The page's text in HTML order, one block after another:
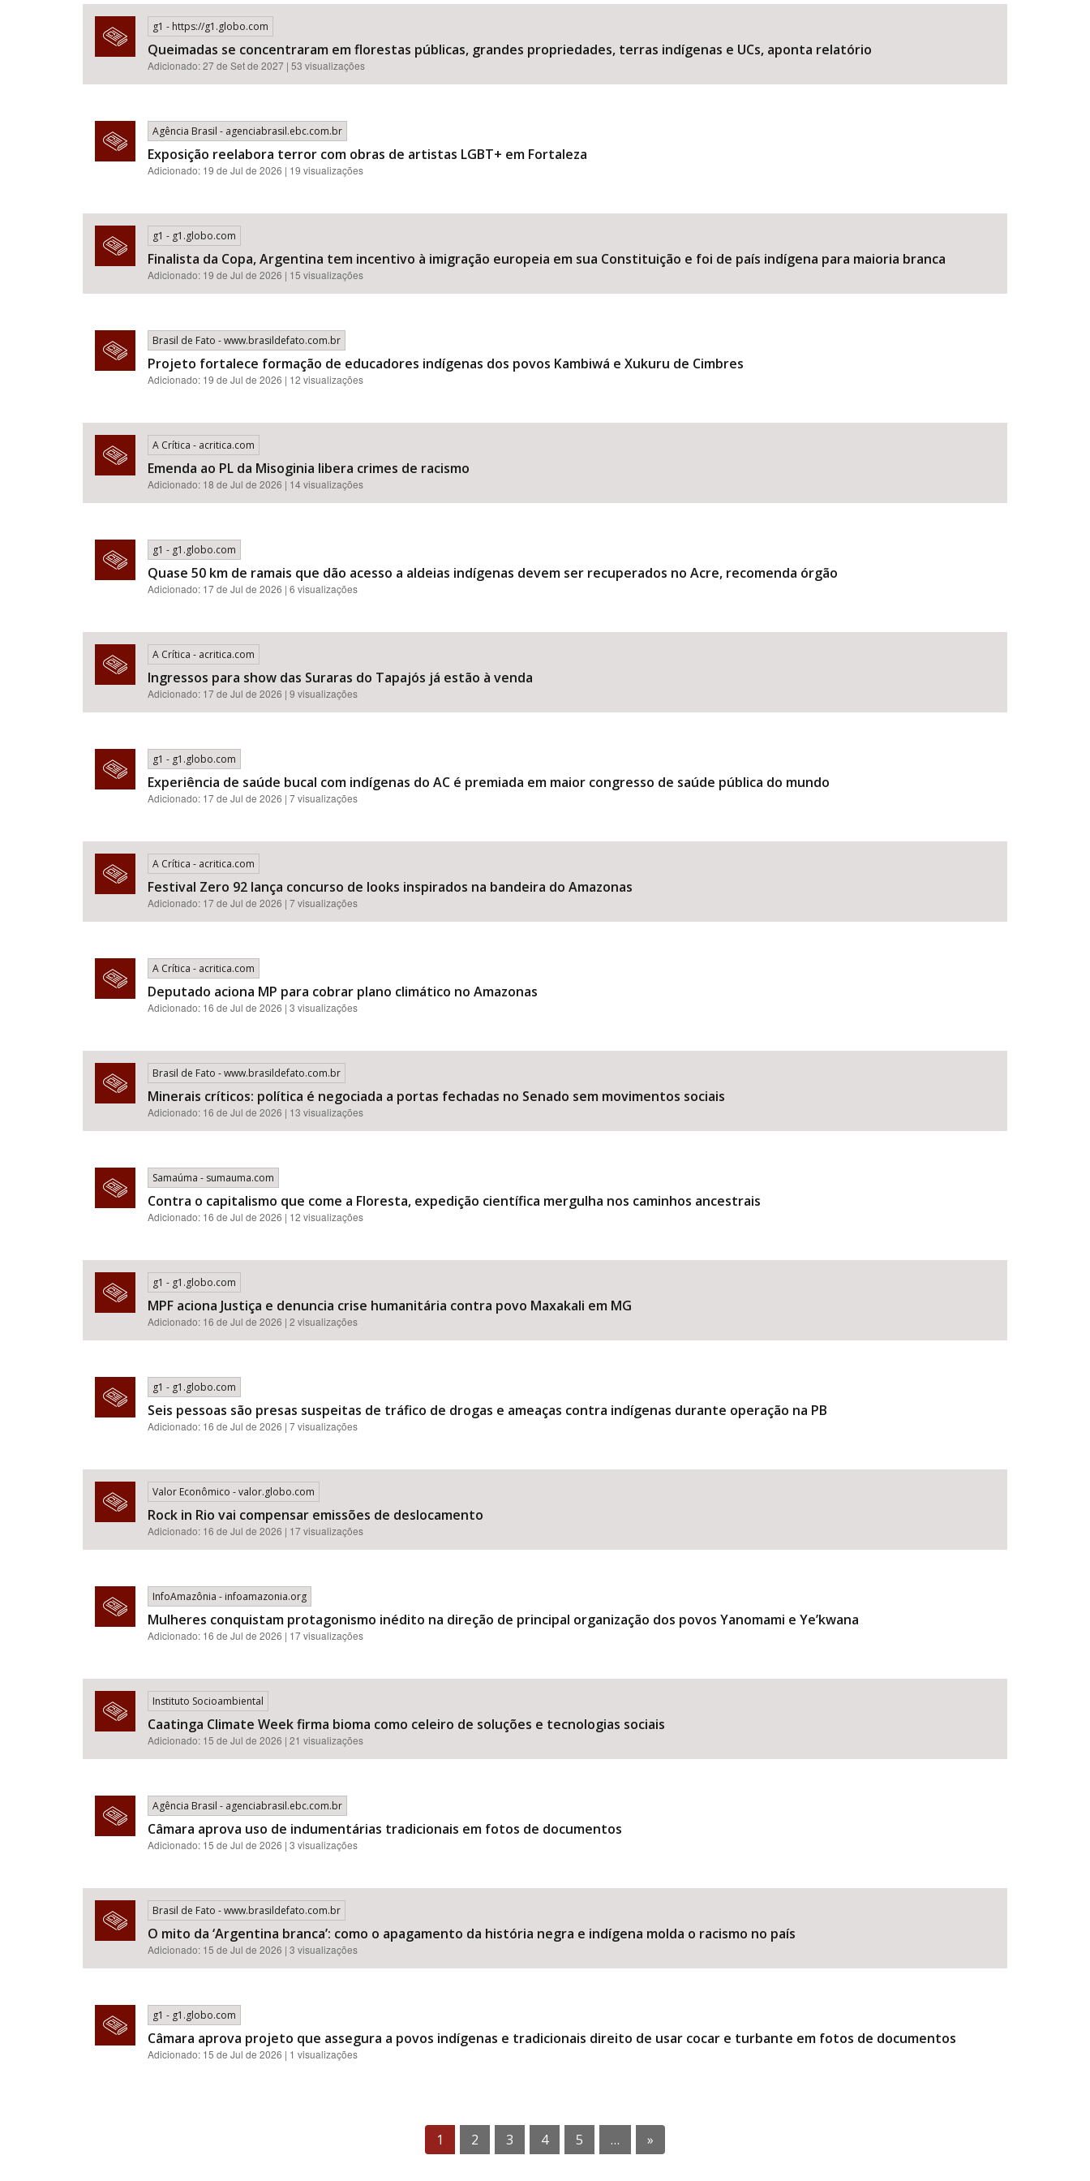
g1 - https://g1.globo.com
Queimadas se concentraram em florestas públicas, grandes propriedades, terras indígenas e UCs, aponta relatório
Adicionado: 27 de Set de 2027 | 53 visualizações
Agência Brasil - agenciabrasil.ebc.com.br
Exposição reelabora terror com obras de artistas LGBT+ em Fortaleza
Adicionado: 19 de Jul de 2026 | 19 visualizações
g1 - g1.globo.com
Finalista da Copa, Argentina tem incentivo à imigração europeia em sua Constituição e foi de país indígena para maioria branca
Adicionado: 19 de Jul de 2026 | 15 visualizações
Brasil de Fato - www.brasildefato.com.br
Projeto fortalece formação de educadores indígenas dos povos Kambiwá e Xukuru de Cimbres
Adicionado: 19 de Jul de 2026 | 12 visualizações
A Crítica - acritica.com
Emenda ao PL da Misoginia libera crimes de racismo​​​​​​​​​​​​​​​​​​​​​​​​​​​​​​​​​​​​​​​​​​
Adicionado: 18 de Jul de 2026 | 14 visualizações
g1 - g1.globo.com
Quase 50 km de ramais que dão acesso a aldeias indígenas devem ser recuperados no Acre, recomenda órgão
Adicionado: 17 de Jul de 2026 | 6 visualizações
A Crítica - acritica.com
Ingressos para show das Suraras do Tapajós já estão à venda
Adicionado: 17 de Jul de 2026 | 9 visualizações
g1 - g1.globo.com
Experiência de saúde bucal com indígenas do AC é premiada em maior congresso de saúde pública do mundo
Adicionado: 17 de Jul de 2026 | 7 visualizações
A Crítica - acritica.com
Festival Zero 92 lança concurso de looks inspirados na bandeira do Amazonas
Adicionado: 17 de Jul de 2026 | 7 visualizações
A Crítica - acritica.com
Deputado aciona MP para cobrar plano climático no Amazonas
Adicionado: 16 de Jul de 2026 | 3 visualizações
Brasil de Fato - www.brasildefato.com.br
Minerais críticos: política é negociada a portas fechadas no Senado sem movimentos sociais
Adicionado: 16 de Jul de 2026 | 13 visualizações
Samaúma - sumauma.com
Contra o capitalismo que come a Floresta, expedição científica mergulha nos caminhos ancestrais
Adicionado: 16 de Jul de 2026 | 12 visualizações
g1 - g1.globo.com
MPF aciona Justiça e denuncia crise humanitária contra povo Maxakali em MG
Adicionado: 16 de Jul de 2026 | 2 visualizações
g1 - g1.globo.com
Seis pessoas são presas suspeitas de tráfico de drogas e ameaças contra indígenas durante operação na PB
Adicionado: 16 de Jul de 2026 | 7 visualizações
Valor Econômico - valor.globo.com
Rock in Rio vai compensar emissões de deslocamento
Adicionado: 16 de Jul de 2026 | 17 visualizações
InfoAmazônia - infoamazonia.org
Mulheres conquistam protagonismo inédito na direção de principal organização dos povos Yanomami e Ye’kwana
Adicionado: 16 de Jul de 2026 | 17 visualizações
Instituto Socioambiental
Caatinga Climate Week firma bioma como celeiro de soluções e tecnologias sociais
Adicionado: 15 de Jul de 2026 | 21 visualizações
Agência Brasil - agenciabrasil.ebc.com.br
Câmara aprova uso de indumentárias tradicionais em fotos de documentos
Adicionado: 15 de Jul de 2026 | 3 visualizações
Brasil de Fato - www.brasildefato.com.br
O mito da ‘Argentina branca’: como o apagamento da história negra e indígena molda o racismo no país
Adicionado: 15 de Jul de 2026 | 3 visualizações
g1 - g1.globo.com
Câmara aprova projeto que assegura a povos indígenas e tradicionais direito de usar cocar e turbante em fotos de documentos
Adicionado: 15 de Jul de 2026 | 1 visualizações
1 2 3 4 5 … »